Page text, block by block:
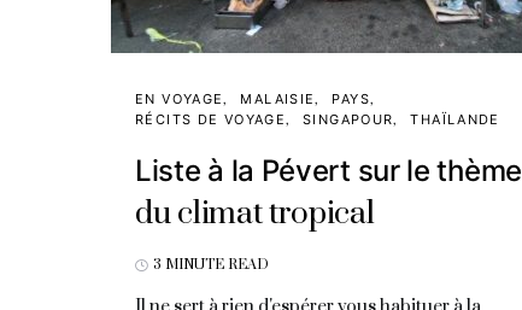
EN VOYAGE MALAISIE
PAYS
RÉCITS DE VOYAGE
SINGAPOUR THAÏLANDE
Liste à la Pévert sur le thème
du climat tropical
3 MINUTE READ